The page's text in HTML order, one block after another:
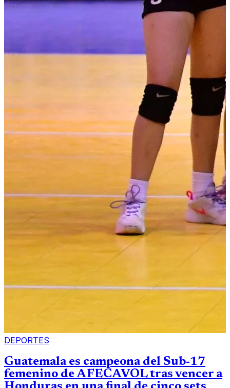
DEPORTES
Guatemala es campeona del Sub-17
femenino de AFECAVOL tras vencer a